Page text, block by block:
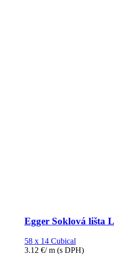
Egger Soklová lišta
58 x 14 Cubical
3.12 €/ m (s DPH)